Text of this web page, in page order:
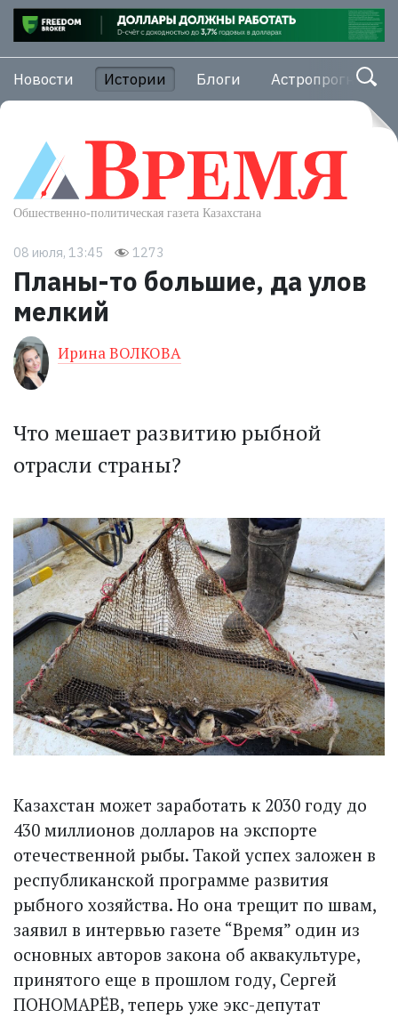
Новости Истории Блоги Астропрогноз
08 июля, 13:45 1273
Планы-то большие, да улов
мелкий
Ирина ВОЛКОВА
Что мешает развитию рыбной
отрасли страны?
Казахстан может заработать к 2030 году до
430 миллионов долларов на экспорте
отечественной рыбы. Такой успех заложен в
республиканской программе развития
рыбного хозяйства. Но она трещит по швам,
заявил в интервью газете “Время” один из
основных авторов закона об аквакультуре,
принятого еще в прошлом году, Сергей
ПОНОМАРЁВ, теперь уже экс-депутат